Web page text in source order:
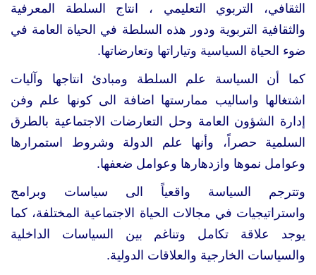
الثقافي، التربوي التعليمي ، انتاج السلطة المعرفية
والثقافية التربوية ودور هذه السلطة في الحياة العامة في
ضوء الحياة السياسية وتياراتها وتعارضاتها.
كما أن السياسة علم السلطة ومبادئ انتاجها وآليات
اشتغالها واساليب ممارستها اضافة الى كونها علم وفن
إدارة الشؤون العامة وحل التعارضات الاجتماعية بالطرق
السلمية حصراً، وأنها علم الدولة وشروط استمرارها
وعوامل نموها وازدهارها وعوامل ضعفها.
وتترجم السياسة واقعياً الى سياسات وبرامج
واستراتيجيات في مجالات الحياة الاجتماعية المختلفة، كما
يوجد علاقة تكامل وتناغم بين السياسات الداخلية
والسياسات الخارجية والعلاقات الدولية.